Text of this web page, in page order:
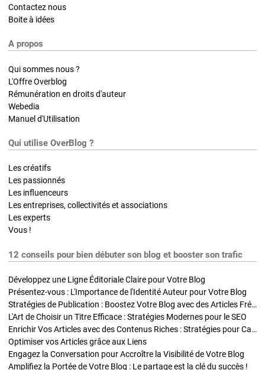
Contactez nous
Boite à idées
A propos
Qui sommes nous ?
L'Offre Overblog
Rémunération en droits d'auteur
Webedia
Manuel d'Utilisation
Qui utilise OverBlog ?
Les créatifs
Les passionnés
Les influenceurs
Les entreprises, collectivités et associations
Les experts
Vous !
12 conseils pour bien débuter son blog et booster son trafic
Développez une Ligne Éditoriale Claire pour Votre Blog
Présentez-vous : L'Importance de l'Identité Auteur pour Votre Blog
Stratégies de Publication : Boostez Votre Blog avec des Articles Fréquents et Exclusifs
L'Art de Choisir un Titre Efficace : Stratégies Modernes pour le SEO
Enrichir Vos Articles avec des Contenus Riches : Stratégies pour Captiver et Optimiser
Optimiser vos Articles grâce aux Liens
Engagez la Conversation pour Accroître la Visibilité de Votre Blog
Amplifiez la Portée de Votre Blog : Le partage est la clé du succès !